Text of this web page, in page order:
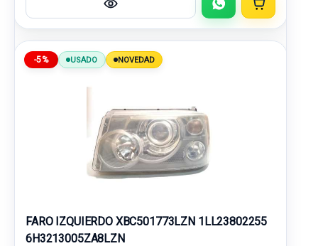
-5% USADO NOVEDAD
FARO IZQUIERDO XBC501773LZN 1LL23802255
6H3213005ZA8LZN